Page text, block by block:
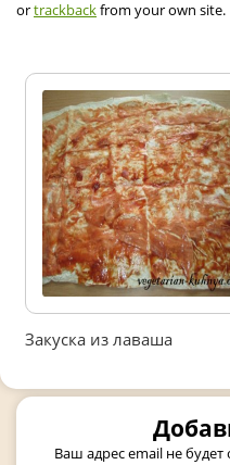
ortrackbackfrom your own site.
Закуска из лаваша
Ваш адрес email не будет